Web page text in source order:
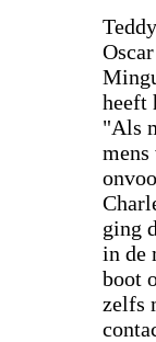
heeft
"Als
mens
ging
in de
boot
zelfs